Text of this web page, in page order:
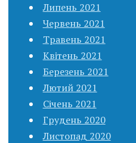
Липень 2021
Червень 2021
Травень 2021
Квітень 2021
Березень 2021
Лютий 2021
Січень 2021
Грудень 2020
Листопад 2020